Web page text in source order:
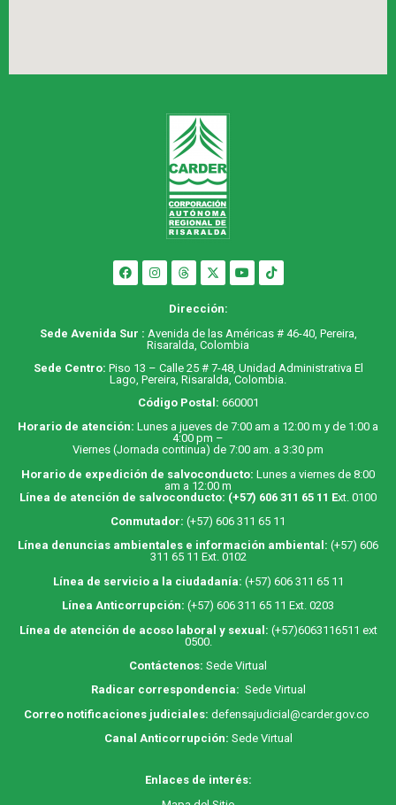
Dirección:
Sede Avenida Sur : Avenida de las Américas # 46-40, Pereira,
Risaralda, Colombia
Sede Centro: Piso 13 – Calle 25 # 7-48, Unidad Administrativa El
Lago, Pereira, Risaralda, Colombia.
Código Postal: 660001
Horario de atención: Lunes a jueves de 7:00 am a 12:00 m y de 1:00 a
4:00 pm –
Viernes (Jornada continua) de 7:00 am. a 3:30 pm
Horario de expedición de salvoconducto: Lunes a viernes de 8:00
am a 12:00 m
Línea de atención de salvoconducto: (+57) 606 311 65 11 Ext. 0100
Conmutador: (+57) 606 311 65 11
Línea denuncias ambientales e información ambiental: (+57) 606
311 65 11 Ext. 0102
Línea de servicio a la ciudadanía: (+57) 606 311 65 11
Línea Anticorrupción: (+57) 606 311 65 11 Ext. 0203
Línea de atención de acoso laboral y sexual: (+57)6063116511 ext
0500.
Contáctenos: Sede Virtual
Radicar correspondencia: Sede Virtual
Correo notificaciones judiciales: defensajudicial@carder.gov.co
Canal Anticorrupción: Sede Virtual
Enlaces de interés: